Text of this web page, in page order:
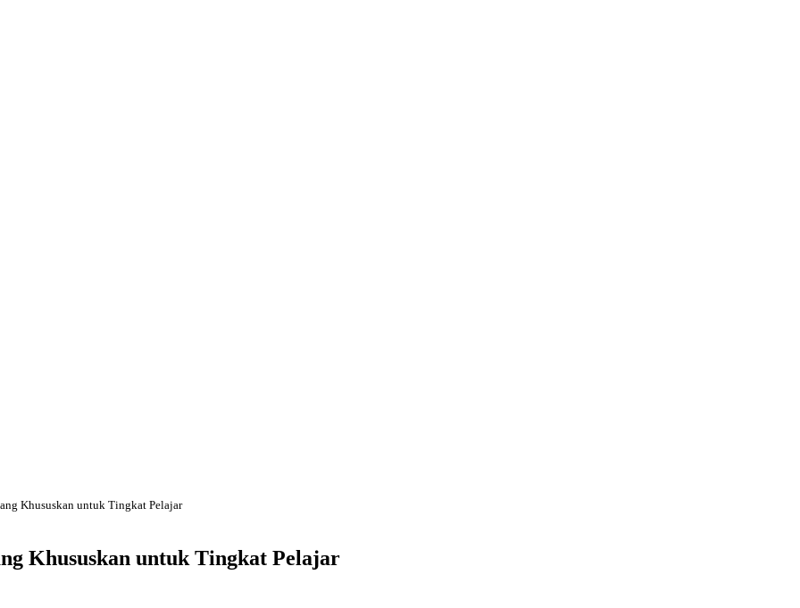
Khususkan untuk Tingkat Pelajar
Khususkan untuk Tingkat Pelajar